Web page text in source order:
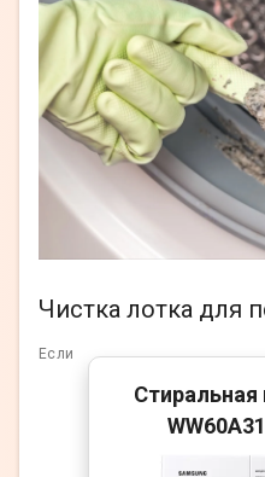
Чистка лотка для
Если